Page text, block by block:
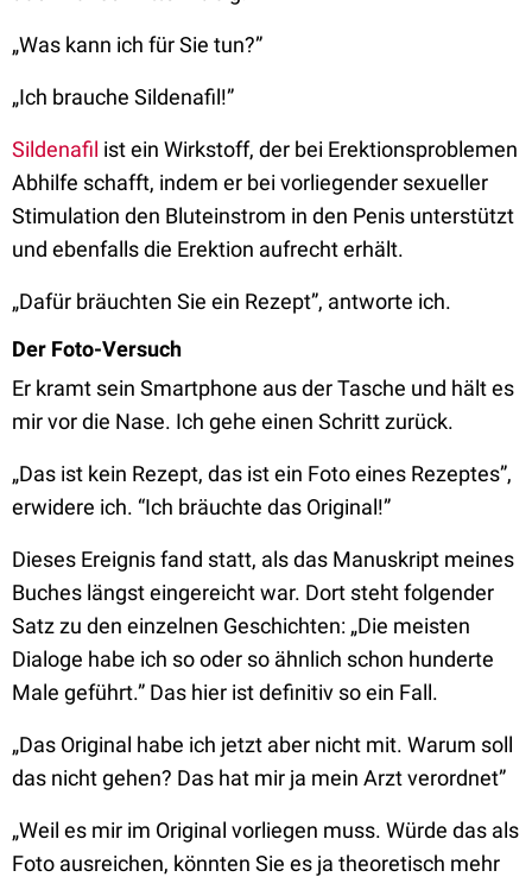
„Was kann ich für Sie tun?”
„Ich brauche Sildenafil!”
Sildenafil ist ein Wirkstoff, der bei Erektionsproblemen
Abhilfe schafft, indem er bei vorliegender sexueller
Stimulation den Bluteinstrom in den Penis unterstützt
und ebenfalls die Erektion aufrecht erhält.
„Dafür bräuchten Sie ein Rezept”, antworte ich.
Der Foto-Versuch
Er kramt sein Smartphone aus der Tasche und hält es
mir vor die Nase. Ich gehe einen Schritt zurück.
„Das ist kein Rezept, das ist ein Foto eines Rezeptes”,
erwidere ich. “Ich bräuchte das Original!”
Dieses Ereignis fand statt, als das Manuskript meines
Buches längst eingereicht war. Dort steht folgender
Satz zu den einzelnen Geschichten: „Die meisten
Dialoge habe ich so oder so ähnlich schon hunderte
Male geführt.” Das hier ist definitiv so ein Fall.
„Das Original habe ich jetzt aber nicht mit. Warum soll
das nicht gehen? Das hat mir ja mein Arzt verordnet”
„Weil es mir im Original vorliegen muss. Würde das als
Foto ausreichen, könnten Sie es ja theoretisch mehr